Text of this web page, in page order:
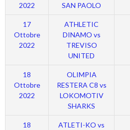
2022
SAN PAOLO
17
Ottobre
2022
ATHLETIC
DINAMO vs
TREVISO
UNITED
18
Ottobre
2022
OLIMPIA
RESTERA C8 vs
LOKOMOTIV
SHARKS
18
ATLETI-KO vs